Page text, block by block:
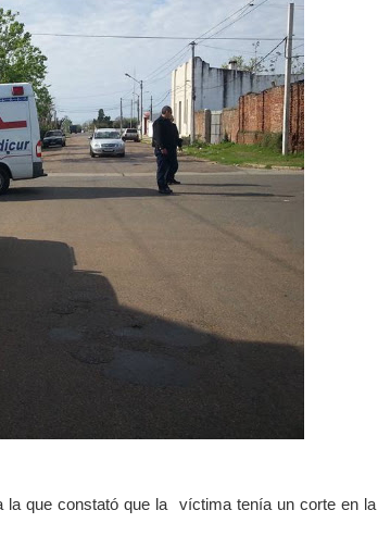
la que constató que la víctima tenía un corte en la